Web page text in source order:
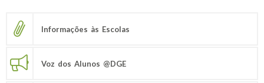
Informações às Escolas
Voz dos Alunos @DGE